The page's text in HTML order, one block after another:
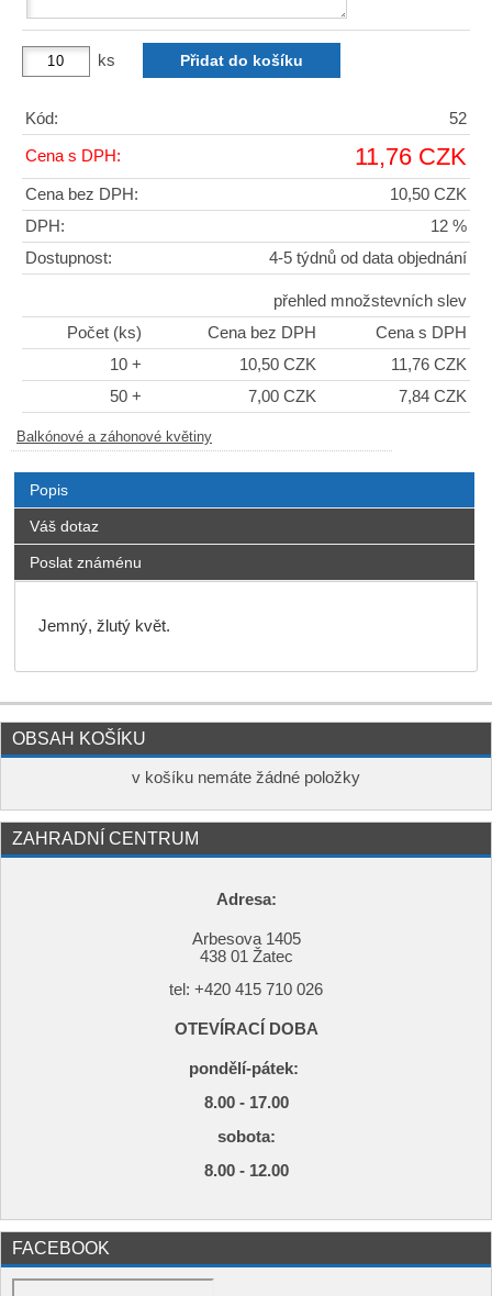
ks
Kód: 52
Cena s DPH: 11,76 CZK
Cena bez DPH:
10,50 CZK
DPH:
12 %
Dostupnost:
4-5 týdnů od data objednání
přehled množstevních slev
Počet (ks)
Cena bez DPH
Cena s DPH
10 +
10,50 CZK
11,76 CZK
50 +
7,00 CZK 7,84 CZK
Balkónové a záhonové květiny
Popis
Váš dotaz
Poslat známénu
Jemný, žlutý květ.
OBSAH KOŠÍKU
v košíku nemáte žádné položky
ZAHRADNÍ CENTRUM
Adresa:
Arbesova 1405
438 01 Žatec
tel: +420 415 710 026
OTEVÍRACÍ DOBA
pondělí-pátek:
8.00 - 17.00
sobota:
8.00 - 12.00
FACEBOOK